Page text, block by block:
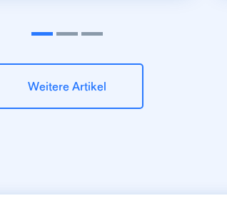
Weitere Artikel